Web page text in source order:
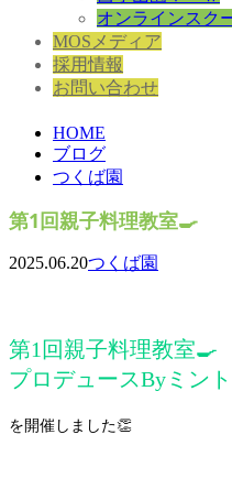
オンラインスク
MOSメディア
採用情報
お問い合わせ
HOME
ブログ
つくば園
第1回親子料理教室🍳
2025.06.20つくば園
第1回親子料理教室🍳
プロデュースByミン
を開催しました👏